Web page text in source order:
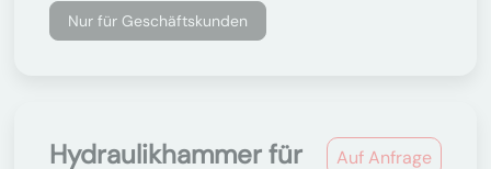
Nur für Geschäftskunden
Auf Anfrage
Hydraulikhammer für